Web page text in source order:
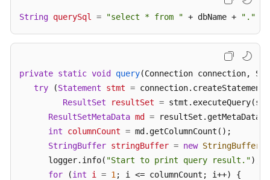
介
说
String querySql = "select * from " + dbName + "."
private static void query(Connection connection,
try (Statement stmt =
ResultSet
resultSet =
ResultSetMetaData md =
int
columnCount = md.getColumnCount();
StringBuffer stringBuffer = new StringBuffer
      logger.info(
"Start to print query result.");
for (int i = 1 ; i <= columnCount; i++) {